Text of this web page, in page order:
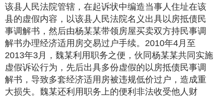
该县人民法院管辖，在起诉状中编造当事人住址在该
县的虚假内容，以该县人民法院名义出具以房抵债民
事调解书，然后由杨某某带领房屋买卖双方持民事调
解书办理经济适用房交易过户手续。2010年4月至
2013年3月，魏某利用职务之便，伙同杨某某共同实施
虚假诉讼行为，先后出具多份虚假的以房抵债民事调
解书，导致多套经济适用房被违规低价过户，造成重
大损失。魏某还利用职务上的便利非法收受他人财